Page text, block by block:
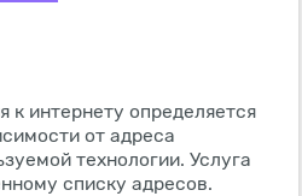
к интернету определяется
от адреса
технологии. Услуга
списку адресов.